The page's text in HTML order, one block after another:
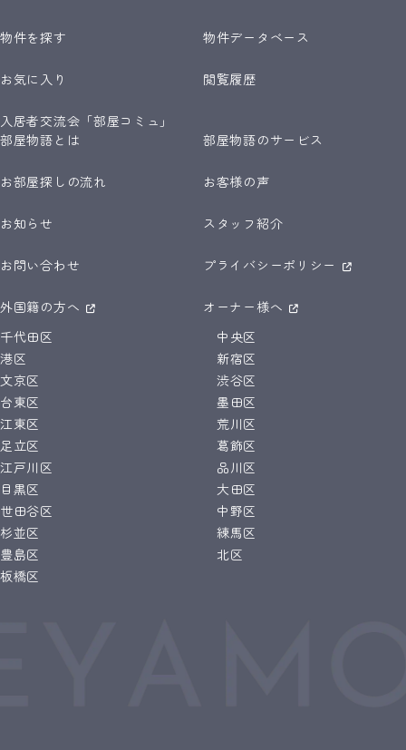
物件を探す 物件データベース
お気に入り 閲覧履歴
入居者交流会「部屋コミュ」
部屋物語とは
部屋物語のサービス
お部屋探しの流れ お客様の声
お知らせ スタッフ紹介
お問い合わせ プライバシーポリシー
外国籍の方へ
オーナー様へ
千代田区
中央区
港区
新宿区
文京区
渋谷区
台東区
墨田区
江東区
荒川区
足立区
葛飾区
江戸川区
品川区
目黒区
大田区
世田谷区
中野区
杉並区
練馬区
豊島区
北区
板橋区